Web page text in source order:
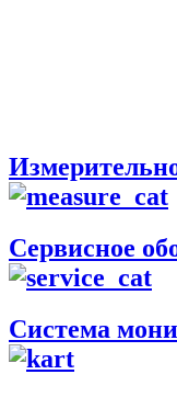
Сервисное
Система